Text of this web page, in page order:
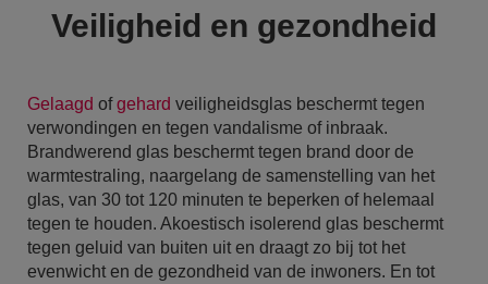
Veiligheid en gezondheid
Gelaagd ofgehard veiligheidsglas beschermt tegen
verwondingen en tegen vandalisme of inbraak.
Brandwerend glas beschermt tegen brand door de
warmtestraling, naargelang de samenstelling van het
glas, van 30 tot 120 minuten te beperken of helemaal
tegen te houden. Akoestisch isolerend glas beschermt
tegen geluid van buiten uit en draagt zo bij tot het
evenwicht en de gezondheid van de inwoners. En tot